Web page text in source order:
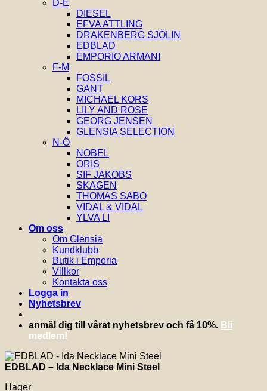
D-E
DIESEL
EFVA ATTLING
DRAKENBERG SJÖLIN
EDBLAD
EMPORIO ARMANI
F-M
FOSSIL
GANT
MICHAEL KORS
LILY AND ROSE
GEORG JENSEN
GLENSIA SELECTION
N-Ö
NOBEL
ORIS
SIF JAKOBS
SKAGEN
THOMAS SABO
VIDAL & VIDAL
YLVA LI
Om oss
Om Glensia
Kundklubb
Butik i Emporia
Villkor
Kontakta oss
Logga in
Nyhetsbrev
anmäl dig till vårat nyhetsbrev och få 10%. Bli
medlem!
EDBLAD – Ida Necklace Mini Steel
I lager